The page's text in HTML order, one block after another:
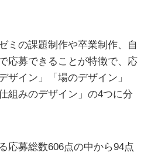
ミの課題制作や卒業制作、自
応募できることが特徴で、応
ザイン」「場のデザイン」
組みのデザイン」の4つに分
応募総数606点の中から94点